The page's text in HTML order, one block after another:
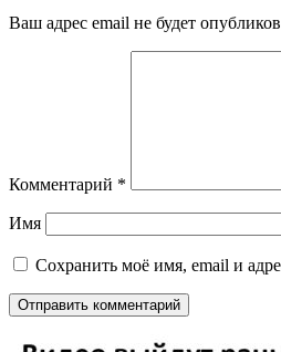
Ваш адрес email не будет
Комментарий *
Имя
Сохранить моё имя, email и